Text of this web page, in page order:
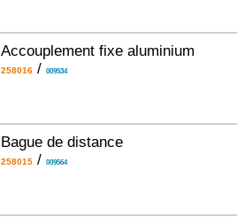
Accouplement fixe aluminium
258016/ 009534
Bague de distance
258015/ 009564